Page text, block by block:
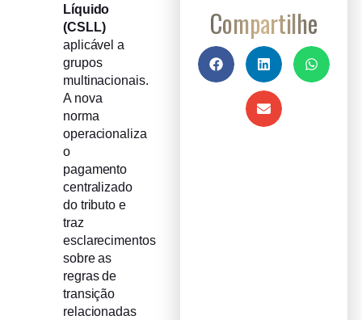
Líquido
(CSLL)
aplicável a
grupos
multinacionais.
A nova
norma
operacionaliza
o
pagamento
centralizado
do tributo e
traz
esclarecimentos
sobre as
regras de
transição
relacionadas
Compartilhe